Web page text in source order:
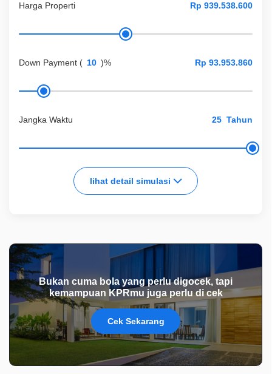
Harga Properti
Down Payment ( )%
Jangka Waktu Tahun
lihat detail simulasi
Bukan cuma bola yang perlu digocek, tapi
kemampuan KPRmu juga perlu di cek
Cek Sekarang